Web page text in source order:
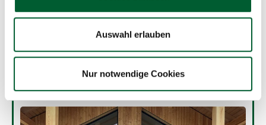
Auswahl erlauben
Nur notwendige Cookies
31.07.2026| Bauen & Wohnen | Weitra
In Weitra sind Sie willkommen